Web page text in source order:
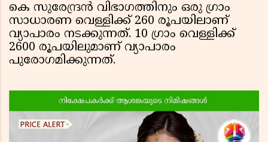
കെ സുരേന്ദ്രൻ വിഭാഗത്തിനും ഒരു ഗ്രാം
സാധാരണ വെള്ളിക്ക് 260 രൂപയിലാണ്
വ്യാപാരം നടക്കുന്നത്. 10 ഗ്രാം വെള്ളിക്ക്
2600 രൂപയിലുമാണ് വ്യാപാരം
പുരോഗമിക്കുന്നത്.